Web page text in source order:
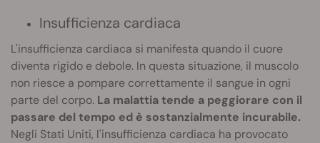
Insufficienza cardiaca
L'insufficienza cardiaca si manifesta quando il cuore
diventa rigido e debole. In questa situazione, il muscolo
non riesce a pompare correttamente il sangue in ogni
parte del corpo. La malattia tende a peggiorare con il
passare del tempo ed è sostanzialmente incurabile.
Negli Stati Uniti, l'insufficienza cardiaca ha provocato